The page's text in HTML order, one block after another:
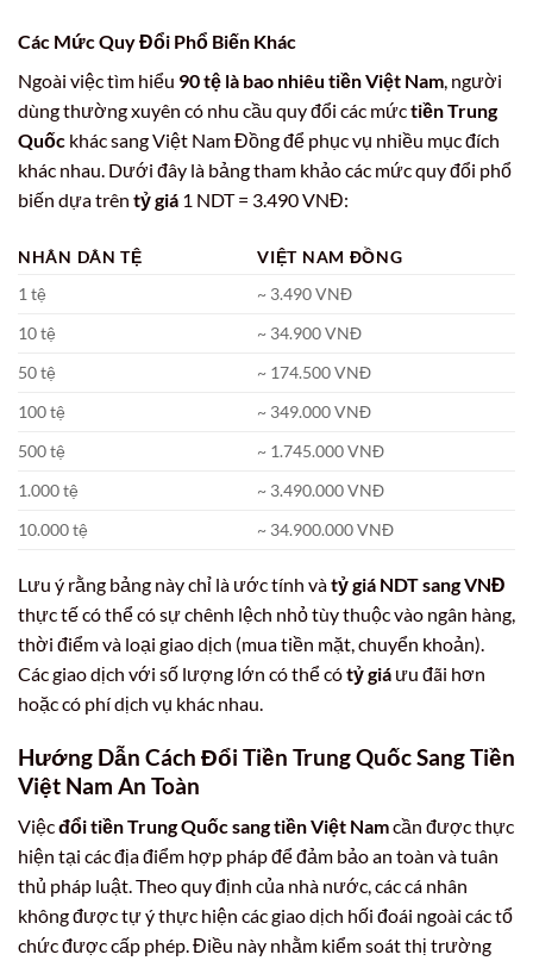
Các Mức Quy Đổi Phổ Biến Khác
Ngoài việc tìm hiểu 90 tệ là bao nhiêu tiền Việt Nam, người
dùng thường xuyên có nhu cầu quy đổi các mứctiền Trung
Quốc khác sang Việt Nam Đồng để phục vụ nhiều mục đích
khác nhau. Dưới đây là bảng tham khảo các mức quy đổi phổ
biến dựa trên tỷ giá 1 NDT = 3.490 VNĐ:
NHÂN DÂN TỆ
VIỆT NAM ĐỒNG
1 tệ
~ 3.490 VNĐ
10 tệ
~ 34.900 VNĐ
50 tệ
~ 174.500 VNĐ
100 tệ
~ 349.000 VNĐ
500 tệ
~ 1.745.000 VNĐ
1.000 tệ
~ 3.490.000 VNĐ
10.000 tệ
~ 34.900.000 VNĐ
Lưu ý rằng bảng này chỉ là ước tính vàtỷ giá NDT sang VNĐ
thực tế có thể có sự chênh lệch nhỏ tùy thuộc vào ngân hàng,
thời điểm và loại giao dịch (mua tiền mặt, chuyển khoản).
Các giao dịch với số lượng lớn có thể cótỷ giá ưu đãi hơn
hoặc có phí dịch vụ khác nhau.
Hướng Dẫn Cách Đổi Tiền Trung Quốc Sang Tiền
Việt Nam An Toàn
Việcđổi tiền Trung Quốc sang tiền Việt Namcần được thực
hiện tại các địa điểm hợp pháp để đảm bảo an toàn và tuân
thủ pháp luật. Theo quy định của nhà nước, các cá nhân
không được tự ý thực hiện các giao dịch hối đoái ngoài các tổ
chức được cấp phép. Điều này nhằm kiểm soát thị trường